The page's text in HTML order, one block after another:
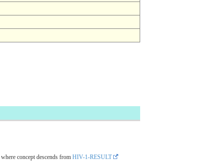
where concept descends from HIV-1-RESULT